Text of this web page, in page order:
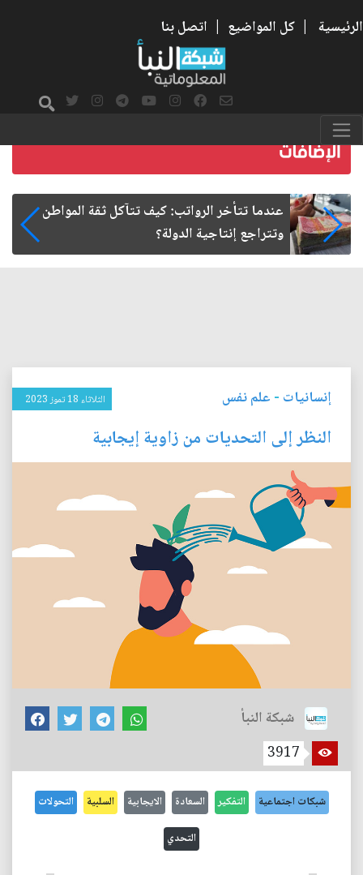
الرئيسية | كل المواضيع | اتصل بنا
صمت الطريق بعد الأربعين
إنسانيات - علم نفس الثلاثاء 18 تموز 2023
النظر إلى التحديات من زاوية إيجابية
شبكة النبأ
3917
شبكات اجتماعية التفكير السعادة الايجابية السلبية التحولات
التحدي